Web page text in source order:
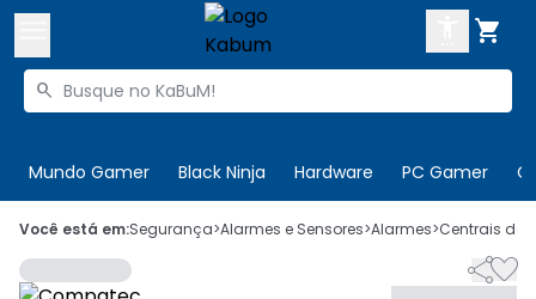

Buscar produtos

Mundo Gamer Black Ninja Hardware PC Gamer
 Olá. Acesse sua conta
 Departamentos
Você está em:Segurança>Alarmes e Sensores>Alarmes>Centrais de
